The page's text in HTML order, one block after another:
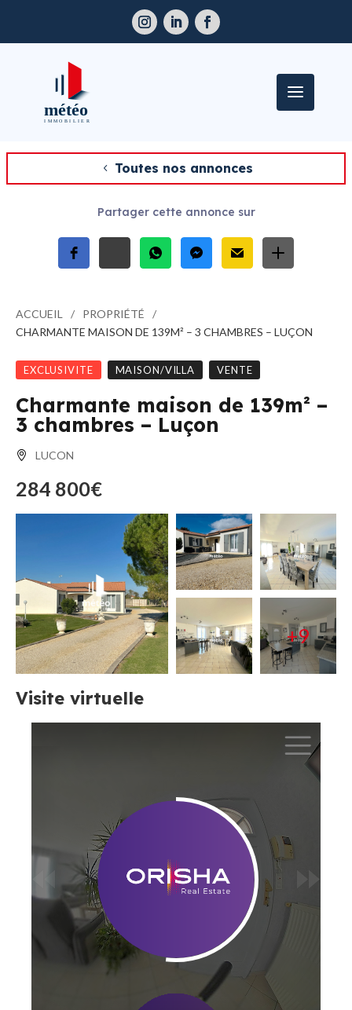
Toutes nos annonces
Partager cette annonce sur
ACCUEIL
PROPRIÉTÉ
CHARMANTE MAISON DE 139M² – 3 CHAMBRES – LUÇON
EXCLUSIVITE MAISON/VILLA VENTE
Charmante maison de 139m² –
3 chambres – Luçon
LUCON
284 800€
+9
Visite virtuelle